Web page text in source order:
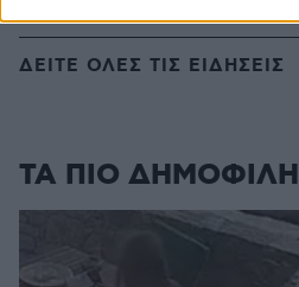
ΔΕΙΤΕ ΟΛΕΣ ΤΙΣ ΕΙΔΗΣΕΙΣ
ΤΑ ΠΙΟ ΔΗΜΟΦΙΛΗ